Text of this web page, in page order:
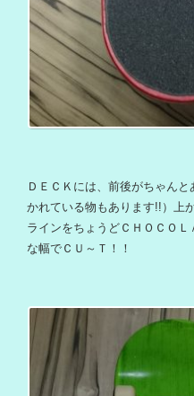
ＤＥＣＫには、前後がちゃん
かれている物もあります!!）上
ラインをちょうどＣＨＯＣＯ
な幅でＣＵ～Ｔ！！